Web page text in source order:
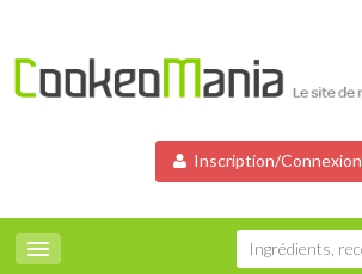
Inscription/Connexion